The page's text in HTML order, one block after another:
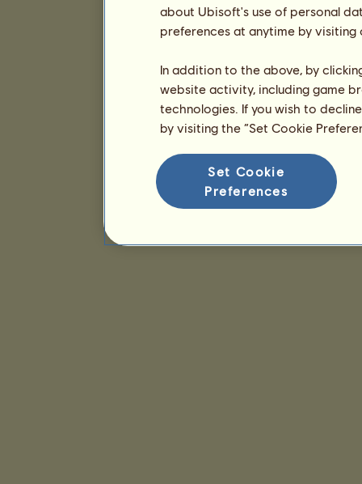
about Ubisoft's use of personal
preferences at anytime by
In addition to the above, by
website activity, including game
technologies. If you wish to
by visiting the “Set Cookie
Set Cookie
Preferences